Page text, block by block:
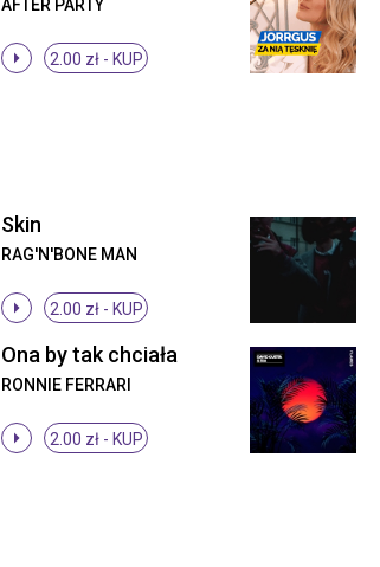
AFTER PARTY
2.00 zł - KUP
Skin
RAG'N'BONE MAN
2.00 zł - KUP
Ona by tak chciała
RONNIE FERRARI
2.00 zł - KUP